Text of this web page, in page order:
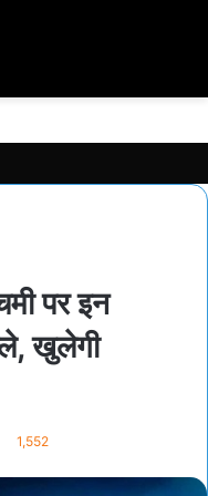
पर इन
खुलेगी
1,552